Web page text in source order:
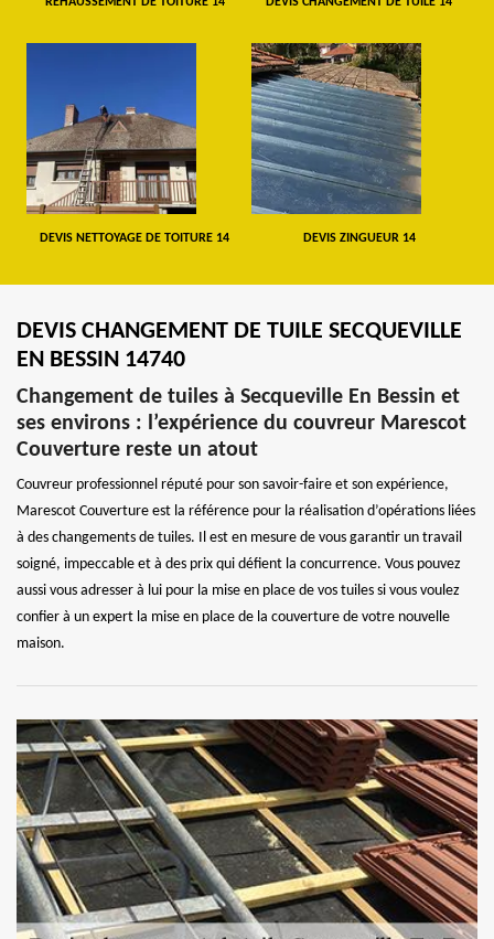
DEVIS NETTOYAGE DE TOITURE 14 DEVIS ZINGUEUR 14
DEVIS CHANGEMENT DE TUILE SECQUEVILLE
EN BESSIN 14740
Changement de tuiles à Secqueville En Bessin et
ses environs : l’expérience du couvreur Marescot
Couverture reste un atout
Couvreur professionnel réputé pour son savoir-faire et son expérience,
Marescot Couverture est la référence pour la réalisation d’opérations liées
à des changements de tuiles. Il est en mesure de vous garantir un travail
soigné, impeccable et à des prix qui défient la concurrence. Vous pouvez
aussi vous adresser à lui pour la mise en place de vos tuiles si vous voulez
confier à un expert la mise en place de la couverture de votre nouvelle
maison.